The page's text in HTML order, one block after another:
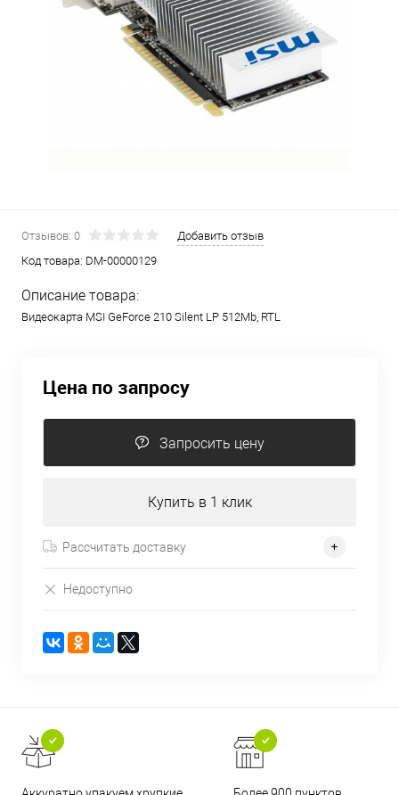
Отзывов: 0
Добавить отзыв
Код товара: DM-00000129
Описание товара:
Видеокарта MSI GeForce 210 Silent LP 512Mb, RTL
Цена по запросу
Запросить цену
Купить в 1 клик
Рассчитать доставку
Недоступно